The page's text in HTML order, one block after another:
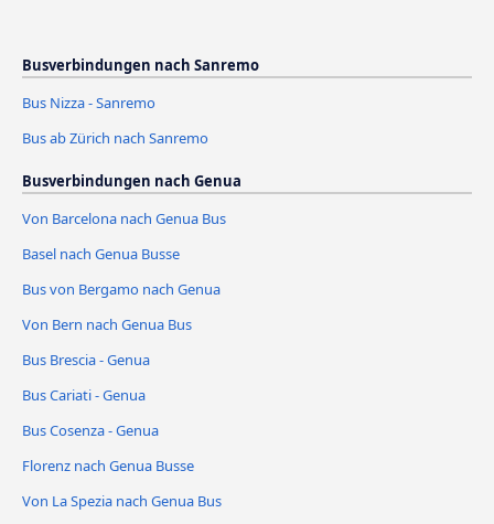
Busverbindungen nach Sanremo
Bus Nizza - Sanremo
Bus ab Zürich nach Sanremo
Busverbindungen nach Genua
Von Barcelona nach Genua Bus
Basel nach Genua Busse
Bus von Bergamo nach Genua
Von Bern nach Genua Bus
Bus Brescia - Genua
Bus Cariati - Genua
Bus Cosenza - Genua
Florenz nach Genua Busse
Von La Spezia nach Genua Bus